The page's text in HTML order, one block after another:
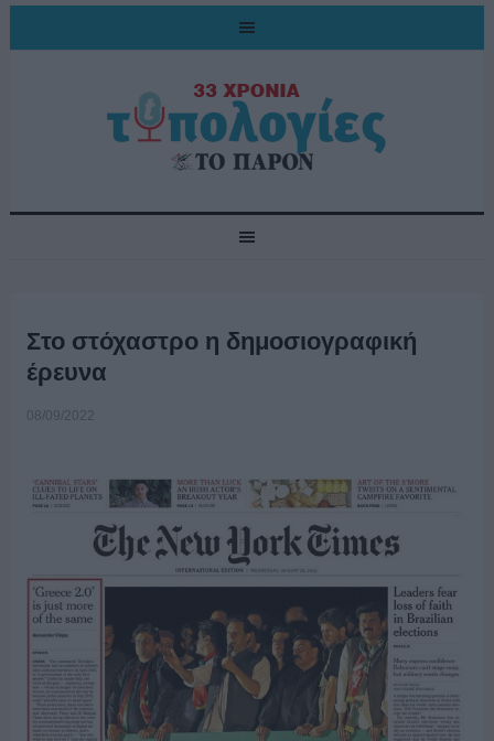
Στο στόχαστρο η δημοσιογραφική
έρευνα
08/09/2022